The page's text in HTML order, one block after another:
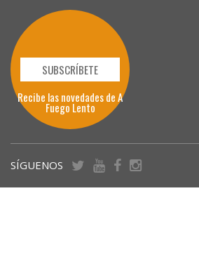
SUBSCRÍBETE
Recibe las novedades de A
Fuego Lento
SÍGUENOS